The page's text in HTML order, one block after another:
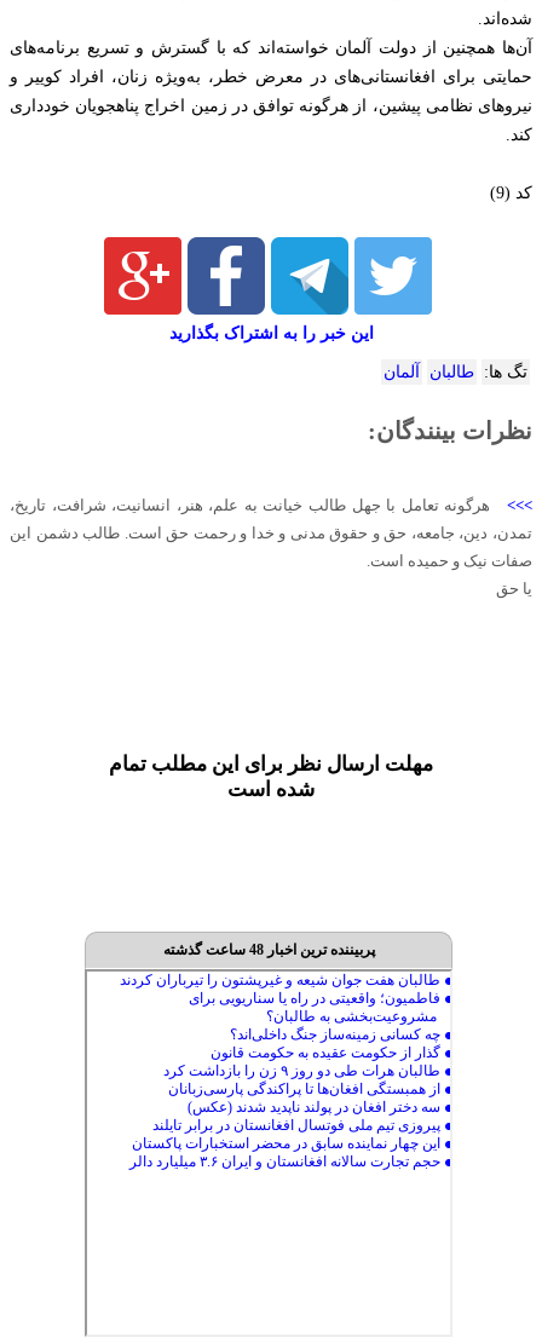
شده‌اند.
آن‌ها همچنین از دولت آلمان خواسته‌اند که با گسترش و تسریع برنامه‌های
حمایتی برای افغانستانی‌های در معرض خطر، به‌ویژه زنان، افراد کوییر و
نیروهای نظامی پیشین، از هرگونه توافق در زمین اخراج پناهجویان خودداری
کند.
کد (9)
این خبر را به اشتراک بگذارید
تگ ها: طالبان آلمان
نظرات بینندگان:
>>> هرگونه تعامل با جهل طالب خیانت به علم، هنر، انسانیت، شرافت، تاریخ،
تمدن، دین، جامعه، حق و حقوق مدنی و خدا و رحمت حق است. طالب دشمن این
صفات نیک و حمیده است.
یا حق
مهلت ارسال نظر برای این مطلب تمام
شده است
پربیننده ترین اخبار 48 ساعت گذشته